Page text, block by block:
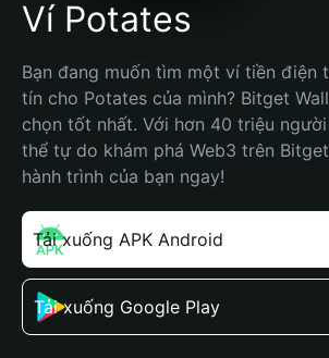
Ví Potates
Bạn đang muốn tìm một ví tiền điện
tín cho Potates của mình? Bitget
chọn tốt nhất. Với hơn 40 triệu
thể tự do khám phá Web3 trên
hành trình của bạn ngay!
Tải xuống APK Android
Tải xuống Google Play